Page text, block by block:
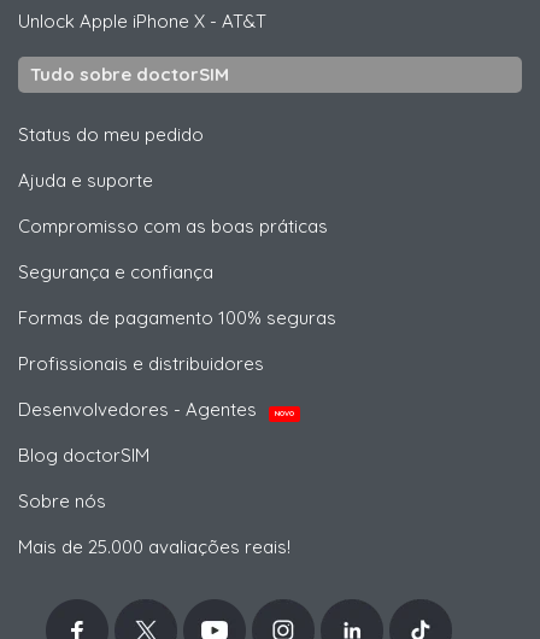
Unlock Apple iPhone X - AT&T
Tudo sobre doctorSIM
Status do meu pedido
Ajuda e suporte
Compromisso com as boas práticas
Segurança e confiança
Formas de pagamento 100% seguras
Profissionais e distribuidores
Desenvolvedores - Agentes
NOVO
Blog doctorSIM
Sobre nós
Mais de 25.000 avaliações reais!